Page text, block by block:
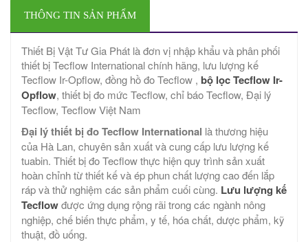
THÔNG TIN SẢN PHẨM
Thiết Bị Vật Tư Gia Phát là đơn vị nhập khẩu và phân phối
thiết bị Tecflow International chính hãng, lưu lượng kế
Tecflow Ir-Opflow, đồng hồ đo Tecflow , bộ lọc Tecflow Ir-
Opflow, thiết bị đo mức Tecflow, chỉ báo Tecflow, Đại lý
Tecflow, Tecflow Việt Nam
Đại lý thiết bị đo Tecflow International là thương hiệu
của Hà Lan, chuyên sản xuất và cung cấp lưu lượng kế
tuabin. Thiết bị đo Tecflow thực hiện quy trình sản xuất
hoàn chỉnh từ thiết kế và ép phun chất lượng cao đến lắp
ráp và thử nghiệm các sản phẩm cuối cùng. Lưu lượng kế
Tecflowđược ứng dụng rộng rãi trong các ngành nông
nghiệp, chế biến thực phẩm, y tế, hóa chất, dược phẩm, kỹ
thuật, đồ uống.